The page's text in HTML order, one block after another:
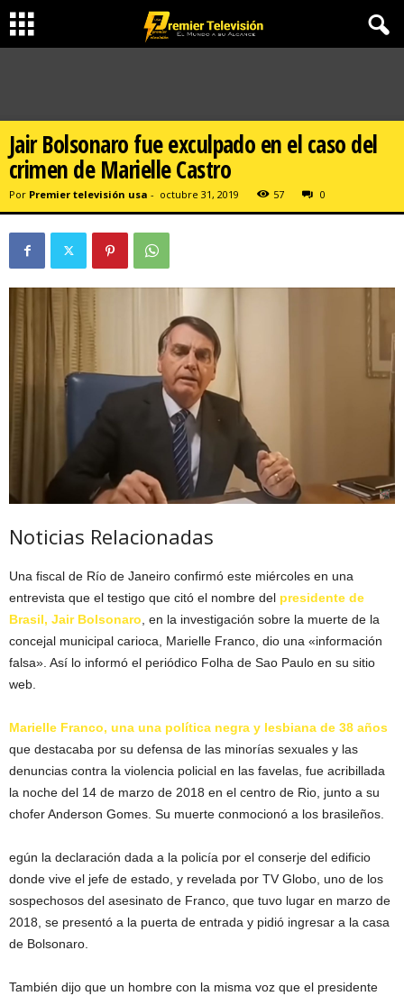
Jair Bolsonaro fue exculpado en el caso del
crimen de Marielle Castro
Por Premier televisión usa - octubre 31, 2019 57 0
Noticias Relacionadas
Una fiscal de Río de Janeiro confirmó este miércoles en una
entrevista que el testigo que citó el nombre del presidente de
Brasil, Jair Bolsonaro, en la investigación sobre la muerte de la
concejal municipal carioca, Marielle Franco, dio una «información
falsa». Así lo informó el periódico Folha de Sao Paulo en su sitio
web.
Marielle Franco, una una política negra y lesbiana de 38 años
que destacaba por su defensa de las minorías sexuales y las
denuncias contra la violencia policial en las favelas, fue acribillada
la noche del 14 de marzo de 2018 en el centro de Rio, junto a su
chofer Anderson Gomes. Su muerte conmocionó a los brasileños.
egún la declaración dada a la policía por el conserje del edificio
donde vive el jefe de estado, y revelada por TV Globo, uno de los
sospechosos del asesinato de Franco, que tuvo lugar en marzo de
2018, se presentó a la puerta de entrada y pidió ingresar a la casa
de Bolsonaro.
También dijo que un hombre con la misma voz que el presidente